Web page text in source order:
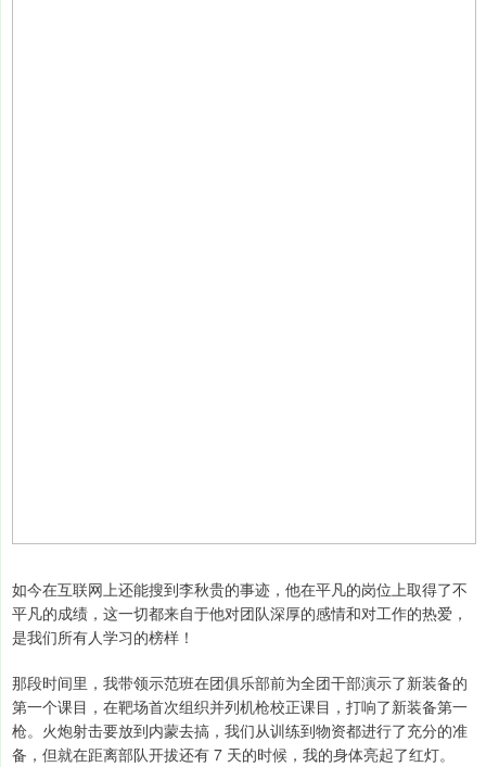
如今在互联网上还能搜到李秋贵的事迹，他在平凡的岗位上取得了不
平凡的成绩，这一切都来自于他对团队深厚的感情和对工作的热爱，
是我们所有人学习的榜样！
那段时间里，我带领示范班在团俱乐部前为全团干部演示了新装备的
第一个课目，在靶场首次组织并列机枪校正课目，打响了新装备第一
枪。火炮射击要放到内蒙去搞，我们从训练到物资都进行了充分的准
备，但就在距离部队开拔还有 7 天的时候，我的身体亮起了红灯。